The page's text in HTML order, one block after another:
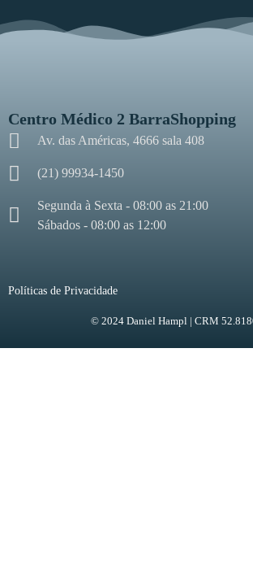
Centro Médico 2 BarraShopping
Av. das Américas, 4666 sala 408
(21) 99934-1450
Segunda à Sexta - 08:00 as 21:00
Sábados - 08:00 as 12:00
Políticas de Privacidade
© 2024 Daniel Hampl | CRM